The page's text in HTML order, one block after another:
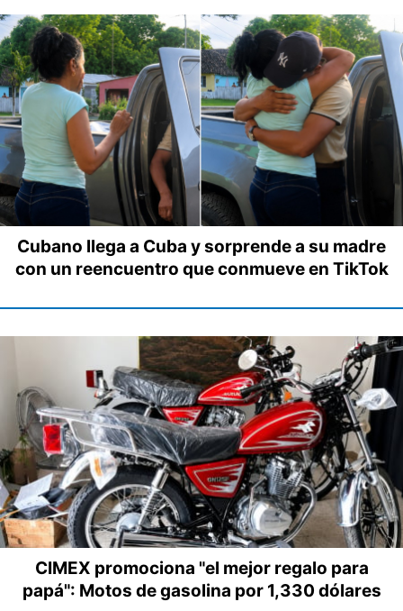
Cubano llega a Cuba y sorprende a su madre
con un reencuentro que conmueve en TikTok
CIMEX promociona "el mejor regalo para
papá": Motos de gasolina por 1,330 dólares